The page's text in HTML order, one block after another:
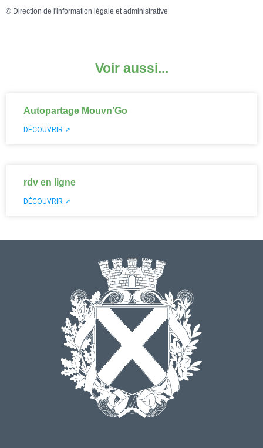
© Direction de l'information légale et administrative
Voir aussi...
Autopartage Mouvn’Go
DÉCOUVRIR ↗
rdv en ligne
DÉCOUVRIR ↗